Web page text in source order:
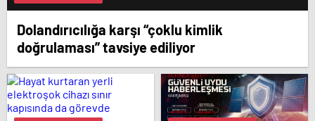
Dolandırıcılığa karşı “çoklu kimlik
doğrulaması” tavsiye ediliyor